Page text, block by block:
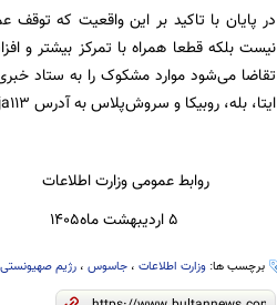
در پایان با تاکید بر این واقعیت که
نیست بلکه قطعا همراه با تمرکز بیشتر و
ایتا، بله، روبیکا و سروش‌پلاس به آدرس vaja113@ (با تیک آبی) گزارش نمایند.
روابط عمومی وزارت اطلاعات
برچسب ها: وزارت اطلاعات، جاسوس، رژیم صهیونستی